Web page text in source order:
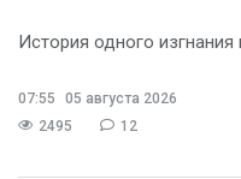
История одного
07:55
05 августа 2026
2495
12